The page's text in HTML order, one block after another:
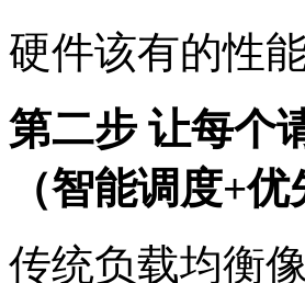
硬件该有的性能
第二步 让每个
（智能调度+
传统负载均衡